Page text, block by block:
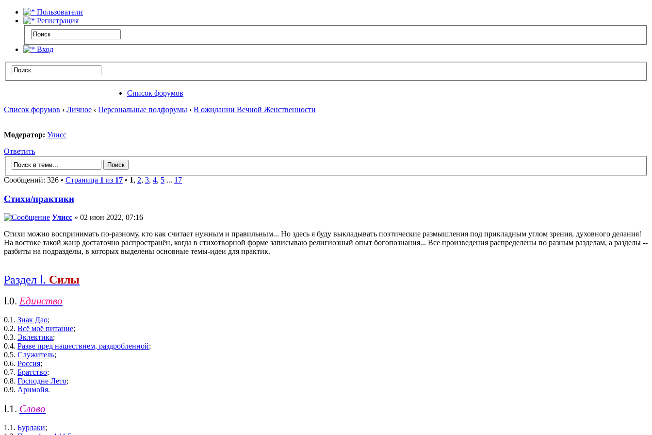
Пользователи
Регистрация
Вход
Список форумов
Список форумов ‹ Личное ‹ Персональные подфорумы ‹ В ожидании Вечной Женственности
Модератор: Улисс
Ответить
Сообщений: 326 • Страница 1 из 17 • 1, 2, 3, 4, 5 ... 17
Стихи/практики
Улисс » 02 июн 2022, 07:16
Стихи можно воспринимать по-разному, кто как считает нужным и правильным... Но здесь я буду выкладывать поэтические размышления под прикладным углом зрения, духовного делания!
На востоке такой жанр достаточно распространён, когда в стихотворной форме записываю религиозный опыт богопознания... Все произведения распределены по разным разделам, а разделы --
разбиты на подразделы, в которых выделены основные темы-идеи для практик.
Раздел Ⅰ . Силы
Ⅰ.0. Единство
0.1. Знак Дао;
0.2. Всё моё питание;
0.3. Эклектика;
0.4. Разве пред нашествием, раздробленной;
0.5. Служитель;
0.6. Россия;
0.7. Братство;
0.8. Господне Лето;
0.9. Аримойя.
Ⅰ.1. Слово
1.1. Бурлаки;